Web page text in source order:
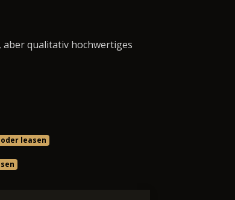
aber qualitativ hochwertiges
leasen